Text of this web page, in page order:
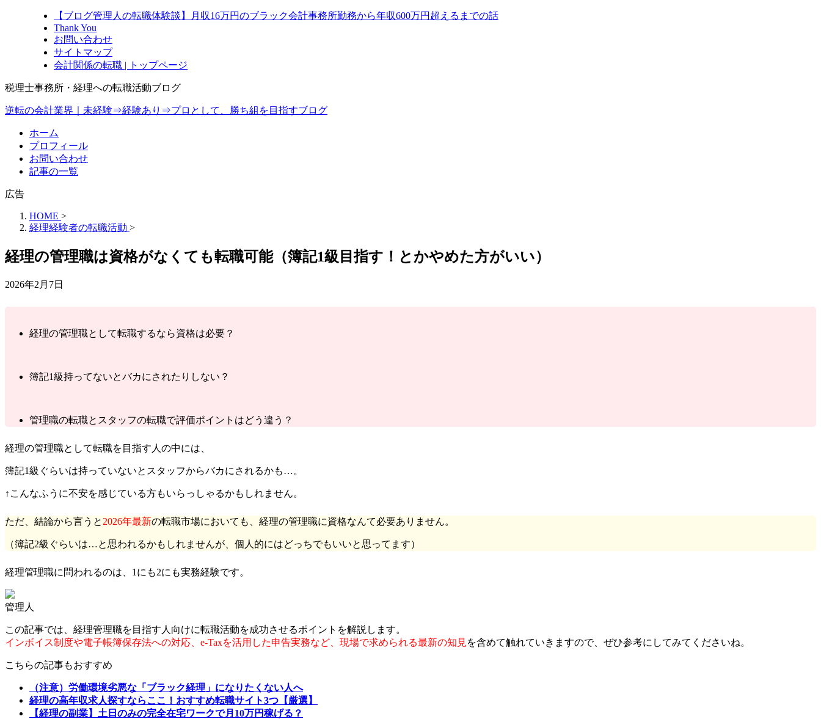
【ブログ管理人の転職体験談】月収16万円のブラック会計事務所勤務から年収600万円超えるまでの話
Thank You
お問い合わせ
サイトマップ
会計関係の転職 | トップページ
税理士事務所・経理への転職活動ブログ
逆転の会計業界｜未経験⇒経験あり⇒プロとして、勝ち組を目指すブログ
ホーム
プロフィール
お問い合わせ
記事の一覧
広告
HOME >
経理経験者の転職活動 >
経理の管理職は資格がなくても転職可能（簿記1級目指す！とかやめた方がいい）
2026年2月7日
経理の管理職として転職するなら資格は必要？
簿記1級持ってないとバカにされたりしない？
管理職の転職とスタッフの転職で評価ポイントはどう違う？
経理の管理職として転職を目指す人の中には、
簿記1級ぐらいは持っていないとスタッフからバカにされるかも…。
↑こんなふうに不安を感じている方もいらっしゃるかもしれません。
ただ、結論から言うと 2026年最新の転職市場においても、経理の管理職に資格なんて必要ありません。
（簿記2級ぐらいは…と思われるかもしれませんが、個人的にはどっちでもいいと思ってます）
経理管理職に問われるのは、1にも2にも実務経験です。
管理人
この記事では、経理管理職を目指す人向けに転職活動を成功させるポイントを解説します。
インボイス制度や電子帳簿保存法への対応、e-Taxを活用した申告実務など、現場で求められる最新の知見を含めて触れていきますので、ぜひ参考にしてみてくださいね。
こちらの記事もおすすめ
（注意）労働環境劣悪な「ブラック経理」になりたくない人へ
経理の高年収求人探すならここ！おすすめ転職サイト3つ【厳選】
【経理の副業】土日のみの完全在宅ワークで月10万円稼げる？